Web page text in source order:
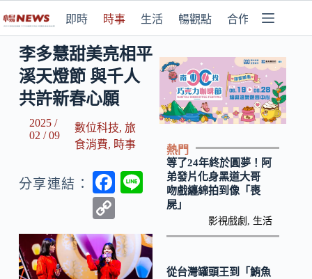
即時 時事 生活 暢觀點 合作媒體
李多慧甜美亮相平
溪天燈節 與千人
共許新春心願
2025 /
02 / 09
數位科技,旅
食消費, 時事
分享連結：
F
b
o
o
p
熱門
等了24年終於圓夢！阿
弟發片化身黑道大哥
吻戲纏綿拍到像「喪
屍」
影視戲劇 生活
從台灣罐頭王到「鮪魚